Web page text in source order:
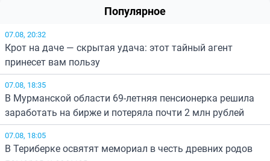
Популярное
07.08, 20:32
Крот на даче — скрытая удача: этот тайный агент
принесет вам пользу
07.08, 18:35
В Мурманской области 69-летняя пенсионерка решила
заработать на бирже и потеряла почти 2 млн рублей
07.08, 18:05
В Териберке освятят мемориал в честь древних родов